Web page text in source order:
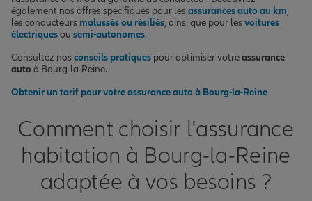
également nos offres spécifiques pour les assurances auto au km,
les conducteurs malussés ou résiliés, ainsi que pour les voitures
électriquesou semi-autonomes.
Consultez nos conseils pratiques pour optimiser votreassurance
auto à Bourg-la-Reine.
Obtenir un tarif pour votre assurance auto à Bourg-la-Reine
Comment choisir l'assurance
habitation à Bourg-la-Reine
adaptée à vos besoins ?